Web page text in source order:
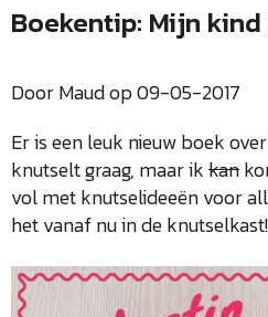
Boekentip: Mijn
Door Maud op 09-05-2017
Er is een leuk nieuw boek
knutselt graag, maar ikkan
vol met knutselideeën voor
het vanaf nu in de knutselkast!